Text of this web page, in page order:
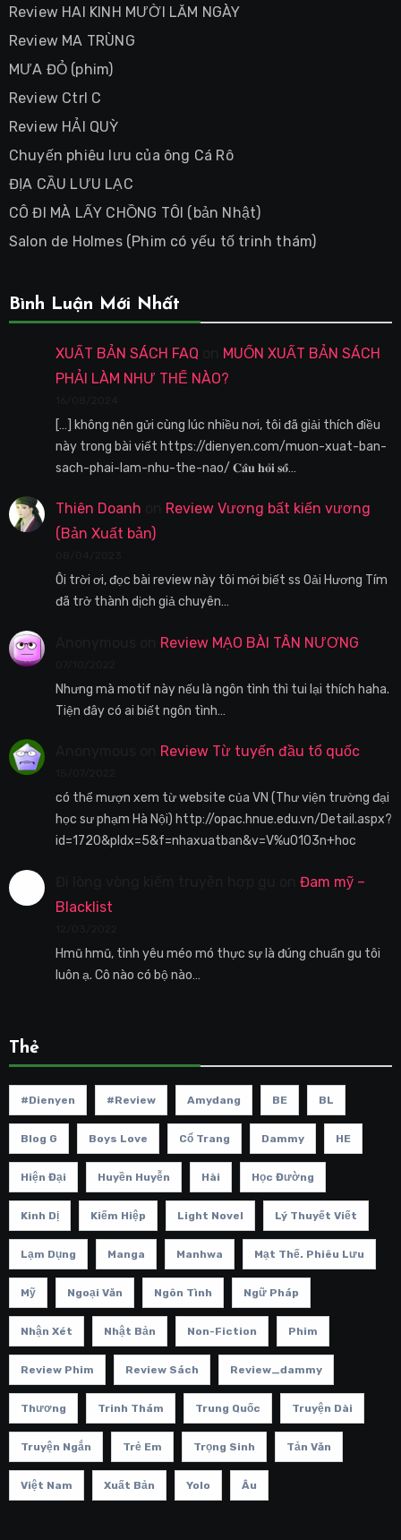
Review HAI KINH MƯỜI LĂM NGÀY
Review MA TRÙNG
MƯA ĐỎ (phim)
Review Ctrl C
Review HẢI QUỲ
Chuyến phiêu lưu của ông Cá Rô
ĐỊA CẦU LƯU LẠC
CÔ ĐI MÀ LẤY CHỒNG TÔI (bản Nhật)
Salon de Holmes (Phim có yếu tố trinh thám)
Bình Luận Mới Nhất
XUẤT BẢN SÁCH FAQ
MUỐN XUẤT BẢN SÁCH
PHẢI LÀM NHƯ THẾ NÀO?
[…] không nên gửi cùng lúc nhiều nơi, tôi đã giải thích điều
này trong bài viết https://dienyen.com/muon-xuat-ban-
sach-phai-lam-nhu-the-nao/ 𝐂𝐚̂𝐮 𝐡𝐨̉𝐢 𝐬𝐨̂́…
Thiên Doanh
Review Vương bất kiến vương
(Bản Xuất bản)
Ôi trời ơi, đọc bài review này tôi mới biết ss Oải Hương Tím
đã trở thành dịch giả chuyên…
Review MẠO BÀI TÂN NƯƠNG
Nhưng mà motif này nếu là ngôn tình thì tui lại thích haha.
Tiện đây có ai biết ngôn tình…
Review Từ tuyến đầu tổ quốc
có thể mượn xem từ website của VN (Thư viện trường đại
học sư phạm Hà Nội) http://opac.hnue.edu.vn/Detail.aspx?
id=1720&pIdx=5&f=nhaxuatban&v=V%u0103n+hoc
Đam mỹ –
Blacklist
Hmũ hmũ, tình yêu méo mó thực sự là đúng chuẩn gu tôi
luôn ạ. Cô nào có bộ nào…
Thẻ
#dienyen #review Amydang BE BL
Blog G Boys Love Cổ Trang Dammy HE
Hiện Đại Huyền Huyễn Hài Học Đường
Kinh Dị Kiếm Hiệp Light Novel Lý Thuyết Viết
Lạm Dụng Manga Manhwa Mạt Thế. Phiêu Lưu
Mỹ Ngoại Văn Ngôn Tình Ngữ Pháp
Nhận Xét Nhật Bản Non-Fiction Phim
Review Phim Review Sách Review_dammy
Thương Trinh Thám Trung Quốc Truyện Dài
Truyện Ngắn Trẻ Em Trọng Sinh Tản Văn
Việt Nam Xuất Bản Yolo Âu